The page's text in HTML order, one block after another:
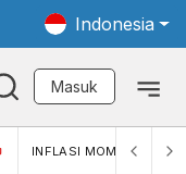
Indonesia
Masuk
INFLASI MOM (MAR)